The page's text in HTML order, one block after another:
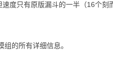
度只有原版漏斗的一半（16个刻
的所有详细信息。